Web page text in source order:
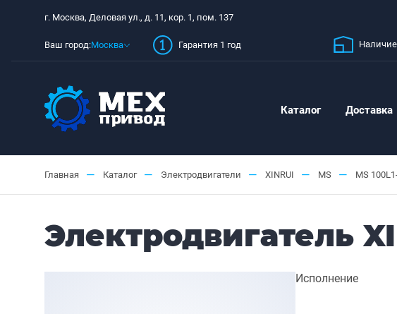
г. Москва, Деловая ул., д. 11, кор. 1, пом. 137
Ваш город:Москва Гарантия 1 год
Каталог Доставка
Главная — Каталог — Электродвигатели — XINRUI — MS — MS
Электродвигатель
Исполнение